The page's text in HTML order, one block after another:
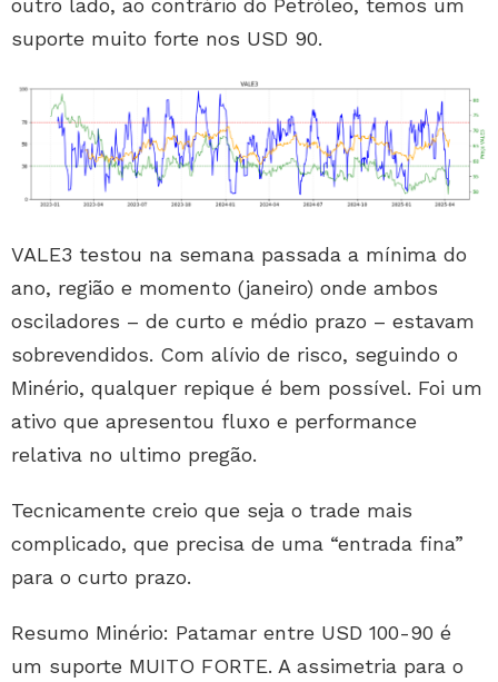
outro lado, ao contrário do Petróleo, temos um
suporte muito forte nos USD 90.
VALE3 testou na semana passada a mínima do
ano, região e momento (janeiro) onde ambos
osciladores – de curto e médio prazo – estavam
sobrevendidos. Com alívio de risco, seguindo o
Minério, qualquer repique é bem possível. Foi um
ativo que apresentou fluxo e performance
relativa no ultimo pregão.
Tecnicamente creio que seja o trade mais
complicado, que precisa de uma “entrada fina”
para o curto prazo.
Resumo Minério: Patamar entre USD 100-90 é
um suporte MUITO FORTE. A assimetria para o